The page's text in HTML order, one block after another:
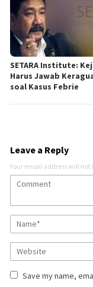
SETARA Institute:
Harus Jawab
soal Kasus Febrie
Leave a Reply
Your email address will not
Save my name,